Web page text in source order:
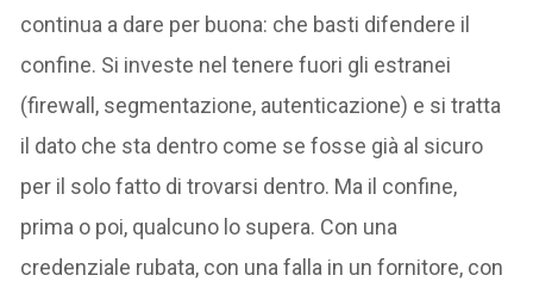
continua a dare per buona: che basti difendere il
confine. Si investe nel tenere fuori gli estranei
(firewall, segmentazione, autenticazione) e si tratta
il dato che sta dentro come se fosse già al sicuro
per il solo fatto di trovarsi dentro. Ma il confine,
prima o poi, qualcuno lo supera. Con una
credenziale rubata, con una falla in un fornitore, con